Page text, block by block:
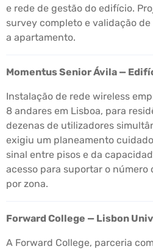
e rede de gestão do edifício.
survey completo e validação
a apartamento.
Momentus Senior Ávila —
Instalação de rede wireless
8 andares em Lisboa, para
dezenas de utilizadores
exigiu um planeamento
sinal entre pisos e da
acesso para suportar o número
por zona.
Forward College — Lisbon
A Forward College, parceria